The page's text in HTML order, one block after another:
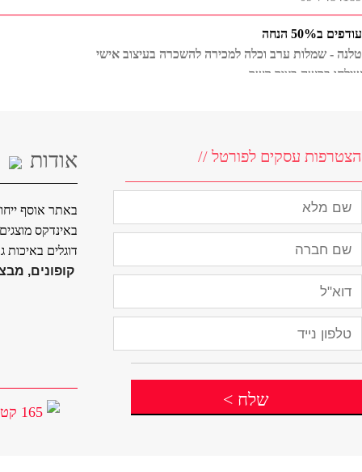
טלנה - שמלות ערב וכלה למכירה להשכרה בעיצוב אישי
שילחו בקשה בצור קשר
אודות
באתר אוסף
באינדקס
דוגלים באיכות
קופונים,
165 קטגוריות
הצטרפות עסקים לפורטל //
שלח >